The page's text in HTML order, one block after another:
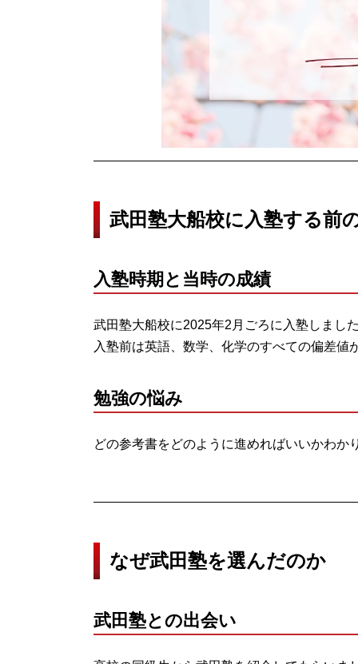
武田塾大船校に入塾する前
入塾時期と当時の成績
武田塾大船校に2025年2月ごろに入塾しまし
入塾前は英語、数学、化学のすべての偏差値
勉強の悩み
どの参考書をどのように進めればいいかわか
なぜ武田塾を選んだのか
武田塾との出会い